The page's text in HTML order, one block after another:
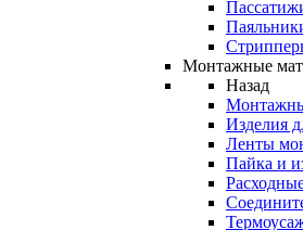
Монтажные
Назад
Изделия
Ленты
Пайка и